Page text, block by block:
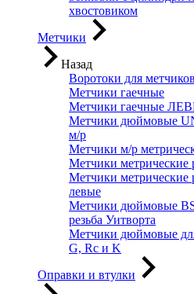
хвостовиком
Метчики
Назад
Воротоки для метчиков
Метчики гаечные
Метчики гаечные
Метчики дюймовые
м/р
Метчики м/р
Метчики метрические
Метчики метрические
левые
Метчики дюймовые
резьба Уитворта
Метчики дюймовые
G, Rc и K
Оправки и втулки